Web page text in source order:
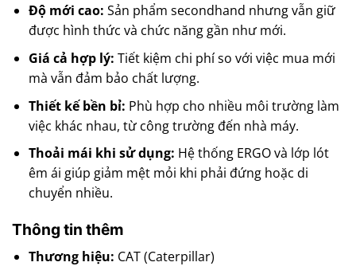
Độ mới cao: Sản phẩm secondhand nhưng vẫn giữ
được hình thức và chức năng gần như mới.
Giá cả hợp lý: Tiết kiệm chi phí so với việc mua mới
mà vẫn đảm bảo chất lượng.
Thiết kế bền bỉ: Phù hợp cho nhiều môi trường làm
việc khác nhau, từ công trường đến nhà máy.
Thoải mái khi sử dụng: Hệ thống ERGO và lớp lót
êm ái giúp giảm mệt mỏi khi phải đứng hoặc di
chuyển nhiều.
Thông tin thêm
Thương hiệu: CAT (Caterpillar)